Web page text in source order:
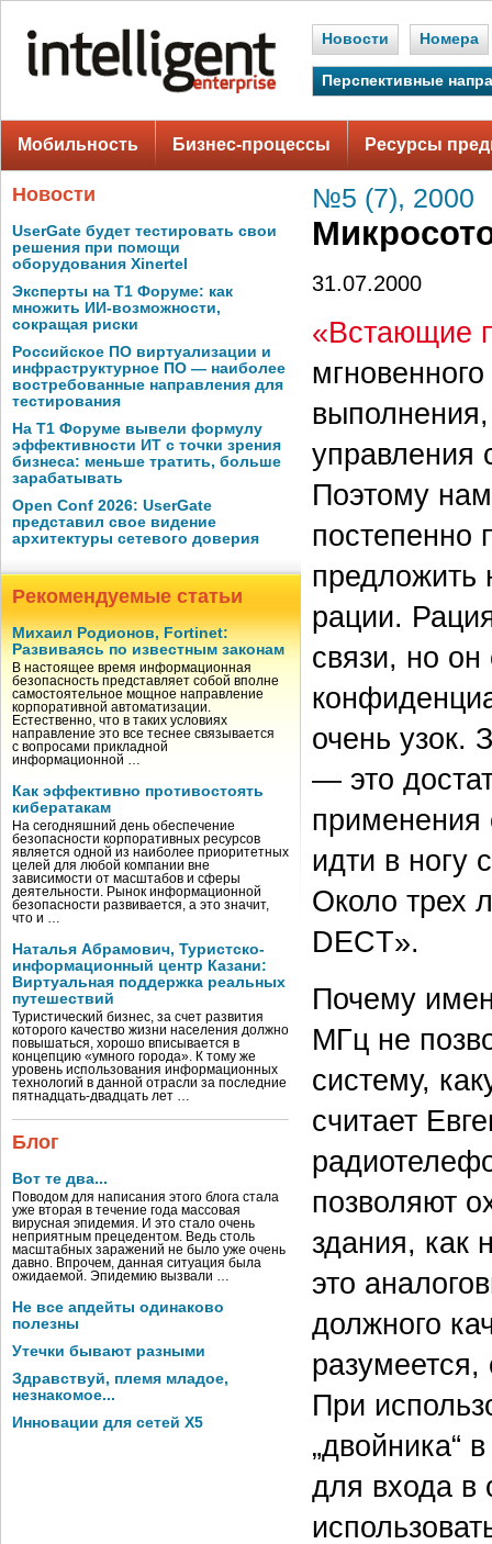
Новости Номера
Перспективные
Мобильность Бизнес-процессы Ресурсы
Новости
UserGate будет тестировать свои
решения при помощи
оборудования Xinertel
Эксперты на Т1 Форуме: как
множить ИИ-возможности,
сокращая риски
Российское ПО виртуализации и
инфраструктурное ПО — наиболее
востребованные направления для
тестирования
На Т1 Форуме вывели формулу
эффективности ИТ с точки зрения
бизнеса: меньше тратить, больше
зарабатывать
Open Conf 2026: UserGate
представил свое видение
архитектуры сетевого доверия
Рекомендуемые статьи
Михаил Родионов, Fortinet:
Развиваясь по известным законам
В настоящее время информационная
безопасность представляет собой вполне
самостоятельное мощное направление
корпоративной автоматизации.
Естественно, что в таких условиях
направление это все теснее связывается
с вопросами прикладной
информационной …
Как эффективно противостоять
кибератакам
На сегодняшний день обеспечение
безопасности корпоративных ресурсов
является одной из наиболее приоритетных
целей для любой компании вне
зависимости от масштабов и сферы
деятельности. Рынок информационной
безопасности развивается, а это значит,
что и …
Наталья Абрамович, Туристско-
информационный центр Казани:
Виртуальная поддержка реальных
путешествий
Туристический бизнес, за счет развития
которого качество жизни населения должно
повышаться, хорошо вписывается в
концепцию «умного города». К тому же
уровень использования информационных
технологий в данной отрасли за последние
пятнадцать-двадцать лет …
Блог
Вот те два...
Поводом для написания этого блога стала
уже вторая в течение года массовая
вирусная эпидемия. И это стало очень
неприятным прецедентом. Ведь столь
масштабных заражений не было уже очень
давно. Впрочем, данная ситуация была
ожидаемой. Эпидемию вызвали …
Не все апдейты одинаково
полезны
Утечки бывают разными
Здравствуй, племя младое,
незнакомое...
Инновации для сетей X5
№5 (7), 2000
31.07.2000
«Встающие
управления
Поэтому
постепенно
предложить
рации.
связи, но
очень узок.
— это
применения
идти в ногу
Около трех
DECT».
Почему
МГц не
систему,
считает
позволяют
здания,
это
должного
При
„двойника“
для входа в